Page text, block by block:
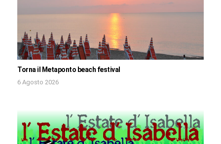
Torna il Metaponto beach festival
6 Agosto 2026